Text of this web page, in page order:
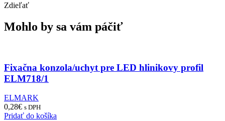
Zdieľať
Mohlo by sa vám páčiť
Fixačna konzola/uchyt pre LED hlinikovy profil
ELM718/1
ELMARK
0,28€ s DPH
Pridať do košíka